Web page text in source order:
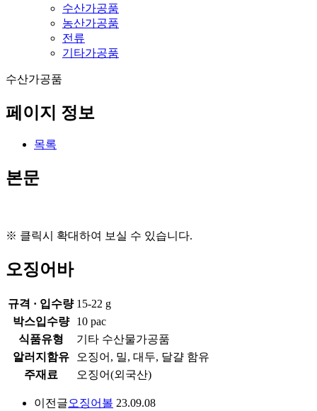
수산가공품
농산가공품
전류
기타가공품
수산가공품
페이지 정보
목록
본문
※ 클릭시 확대하여 보실 수 있습니다.
오징어바
규격 · 입수량 15-22 g
박스입수량
10 pac
식품유형
기타 수산물가공품
알러지함유
오징어, 밀, 대두, 달걀 함유
주재료
오징어(외국산)
이전글오징어볼 23.09.08